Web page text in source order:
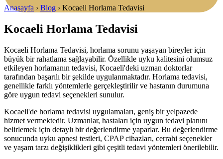
Anasayfa › Blog › Kocaeli Horlama Tedavisi
Kocaeli Horlama Tedavisi
Kocaeli Horlama Tedavisi, horlama sorunu yaşayan bireyler için
büyük bir rahatlama sağlayabilir. Özellikle uyku kalitesini olumsuz
etkileyen horlamanın tedavisi, Kocaeli'deki uzman doktorlar
tarafından başarılı bir şekilde uygulanmaktadır. Horlama tedavisi,
genellikle farklı yöntemlerle gerçekleştirilir ve hastanın durumuna
göre uygun tedavi seçenekleri sunulur.
Kocaeli'de horlama tedavisi uygulamaları, geniş bir yelpazede
hizmet vermektedir. Uzmanlar, hastaları için uygun tedavi planını
belirlemek için detaylı bir değerlendirme yaparlar. Bu değerlendirme
sonucunda uyku apnesi testleri, CPAP cihazları, cerrahi seçenekler
ve yaşam tarzı değişiklikleri gibi çeşitli tedavi yöntemleri önerilebilir.